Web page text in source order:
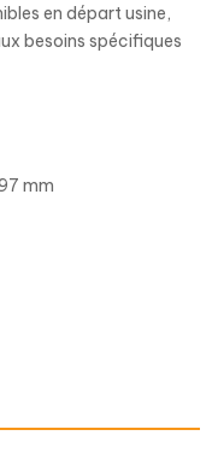
en départ usine,
besoins spécifiques
mm